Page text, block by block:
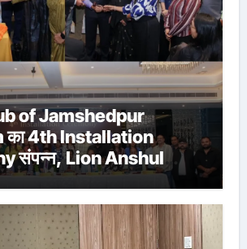
of Jamshedpur
का 4th Installation
संपन्न, Lion Anshul
संभाला अध्यक्ष पद